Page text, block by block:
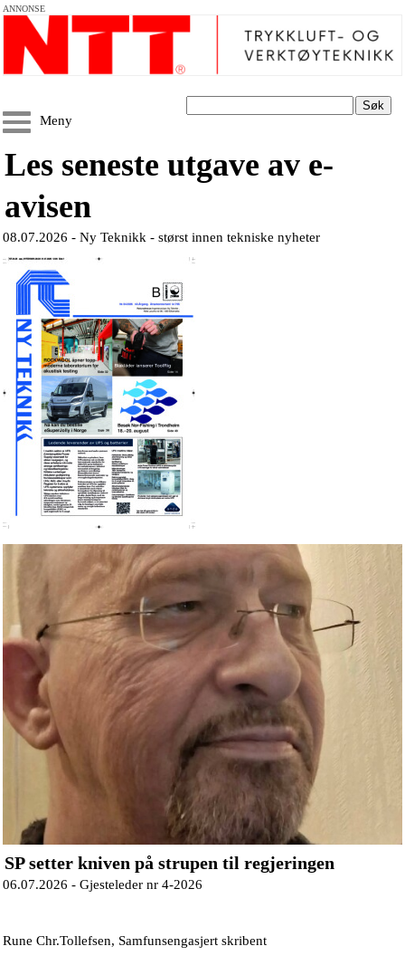
ANNONSE
Søk
Meny
Les seneste utgave av e-
avisen
08.07.2026 - Ny Teknikk - størst innen tekniske nyheter
SP setter kniven på strupen til regjeringen
06.07.2026 - Gjesteleder nr 4-2026
Rune Chr.Tollefsen, Samfunsengasjert skribent